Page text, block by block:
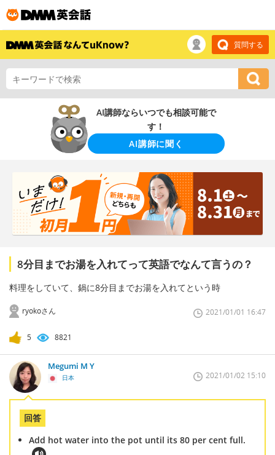
質問する
AI講師ならいつでも相談可能で
す！
AI講師に聞く
8分目までお湯を入れてって英語でなんて言うの？
料理をしていて、鍋に8分目までお湯を入れてという時
ryokoさん 2021/01/01 16:47
5 8821
Megumi M Y
日本 2021/01/02 15:10
回答
Add hot water into the pot until its 80 per cent full.